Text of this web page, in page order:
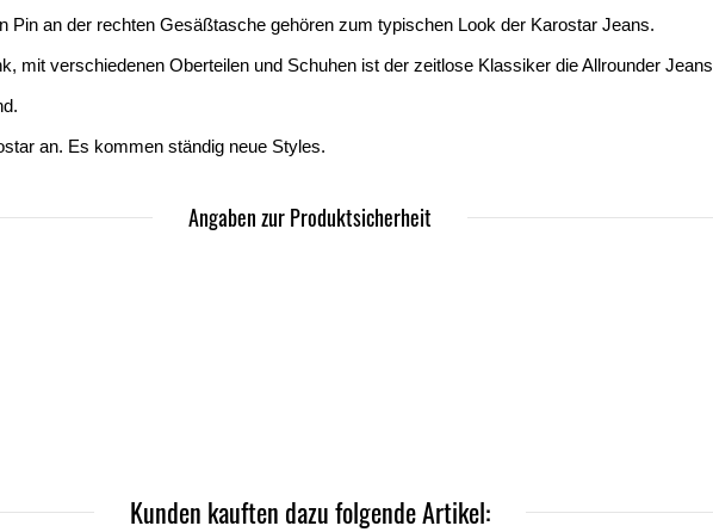
Pin an der rechten Gesäßtasche gehören zum typischen Look der Karostar Jeans.
mit verschiedenen Oberteilen und Schuhen ist der zeitlose Klassiker die Allrounder
an. Es kommen ständig neue Styles.
Angaben zur Produktsicherheit
Kunden kauften dazu folgende Artikel: